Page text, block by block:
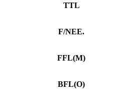
TTL
F/NEE.
FFL(M)
BFL(O)